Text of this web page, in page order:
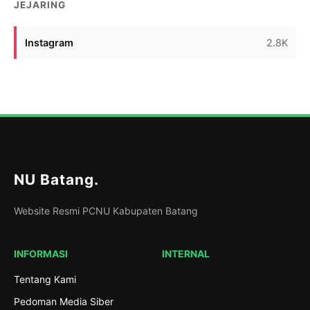
JEJARING
Instagram 2.8K
NU Batang.
Website Resmi PCNU Kabupaten Batang
INFORMASI
Tentang Kami
Pedoman Media Siber
INTERNAL